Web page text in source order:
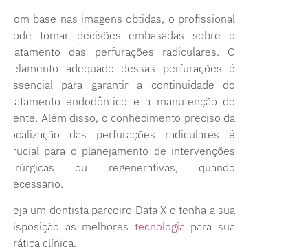
Com base nas imagens obtidas, o profissional
pode tomar decisões embasadas sobre o
tratamento das perfurações radiculares. O
selamento adequado dessas perfurações é
essencial para garantir a continuidade do
tratamento endodôntico e a manutenção do
dente. Além disso, o conhecimento preciso da
localização das perfurações radiculares é
crucial para o planejamento de intervenções
cirúrgicas ou regenerativas, quando
necessário.
Seja um dentista parceiro Data X e tenha a sua
disposição as melhores tecnologia para sua
prática clínica.